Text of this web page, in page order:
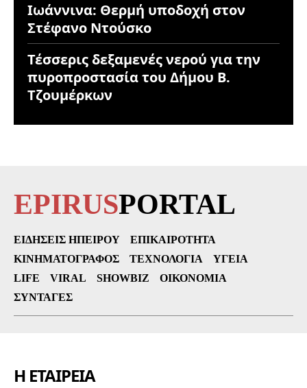
Ιωάννινα: Θερμή υποδοχή στον
Στέφανο Ντούσκο
Τέσσερις δεξαμενές νερού για την
πυροπροστασία του Δήμου Β.
Τζουμέρκων
EPIRUSPORTAL
ΕΙΔΉΣΕΙΣ ΗΠΕΊΡΟΥ
ΕΠΙΚΑΙΡΌΤΗΤΑ
ΚΙΝΗΜΑΤΟΓΡΆΦΟΣ
ΤΕΧΝΟΛΟΓΊΑ
ΥΓΕΊΑ
LIFE
VIRAL SHOWBIZ
ΟΙΚΟΝΟΜΊΑ
ΣΥΝΤΑΓΈΣ
Η ΕΤΑΙΡΕΙΑ